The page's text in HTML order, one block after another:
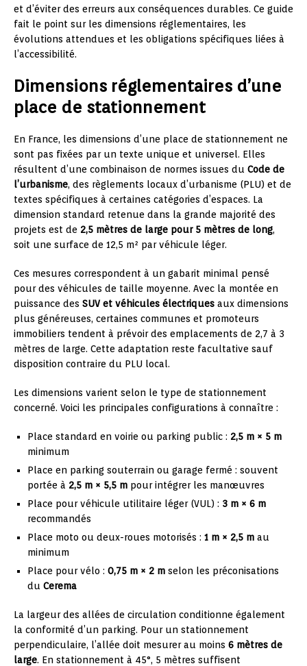
et d’éviter des erreurs aux conséquences durables. Ce guide
fait le point sur les dimensions réglementaires, les
évolutions attendues et les obligations spécifiques liées à
l’accessibilité.
Dimensions réglementaires d’une
place de stationnement
En France, les dimensions d’une place de stationnement ne
sont pas fixées par un texte unique et universel. Elles
résultent d’une combinaison de normes issues du Code de
l’urbanisme, des règlements locaux d’urbanisme (PLU) et de
textes spécifiques à certaines catégories d’espaces. La
dimension standard retenue dans la grande majorité des
projets est de 2,5 mètres de large pour 5 mètres de long,
soit une surface de 12,5 m² par véhicule léger.
Ces mesures correspondent à un gabarit minimal pensé
pour des véhicules de taille moyenne. Avec la montée en
puissance des SUV et véhicules électriques aux dimensions
plus généreuses, certaines communes et promoteurs
immobiliers tendent à prévoir des emplacements de 2,7 à 3
mètres de large. Cette adaptation reste facultative sauf
disposition contraire du PLU local.
Les dimensions varient selon le type de stationnement
concerné. Voici les principales configurations à connaître :
Place standard en voirie ou parking public : 2,5 m × 5 m
minimum
Place en parking souterrain ou garage fermé : souvent
portée à 2,5 m × 5,5 m pour intégrer les manœuvres
Place pour véhicule utilitaire léger (VUL) : 3 m × 6 m
recommandés
Place moto ou deux-roues motorisés : 1 m × 2,5 m au
minimum
Place pour vélo : 0,75 m × 2 m selon les préconisations
du Cerema
La largeur des allées de circulation conditionne également
la conformité d’un parking. Pour un stationnement
perpendiculaire, l’allée doit mesurer au moins 6 mètres de
large. En stationnement à 45°, 5 mètres suffisent